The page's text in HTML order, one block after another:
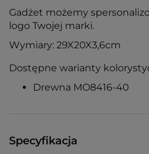
Gadżet możemy
logo Twojej marki.
Wymiary: 29X20X3,6cm
Dostępne warianty
Drewna MO8416-40
Specyfikacja